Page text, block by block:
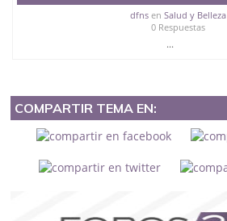
dfnsen Salud y Belleza
0 Respuestas
...
COMPARTIR TEMA EN: